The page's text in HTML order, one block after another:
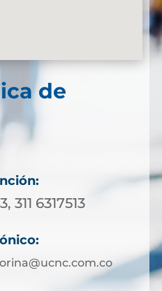
de
311 6317513